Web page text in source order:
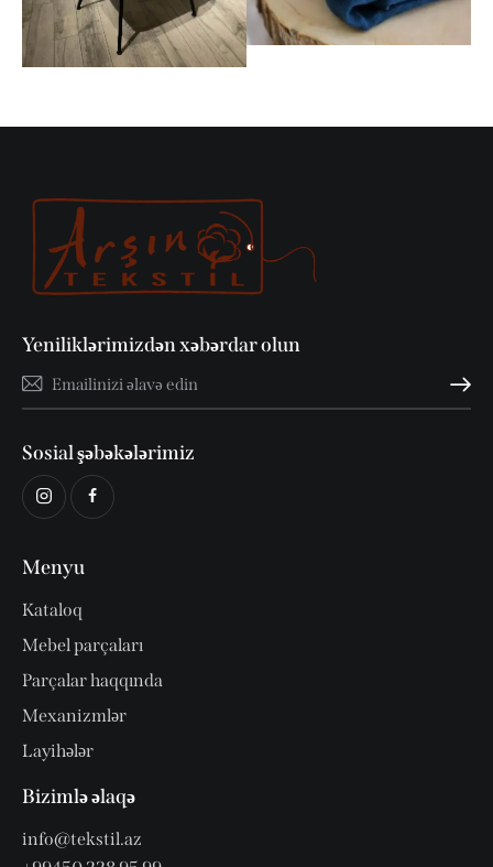
Yeniliklərimizdən xəbərdar olun
Abunə ol
Sosial şəbəkələrimiz
Menyu
Kataloq
Mebel parçaları
Parçalar haqqında
Mexanizmlər
Layihələr
Bizimlə əlaqə
info@tekstil.az